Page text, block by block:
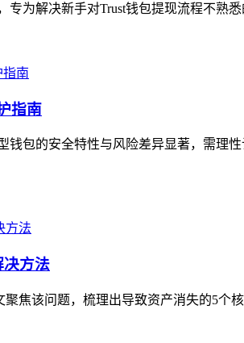
专为解决新手对Trust钱包提现流程不熟
指南
包的安全特性与风险差异显著，需理
决方法
焦该问题，梳理出导致资产消失的5